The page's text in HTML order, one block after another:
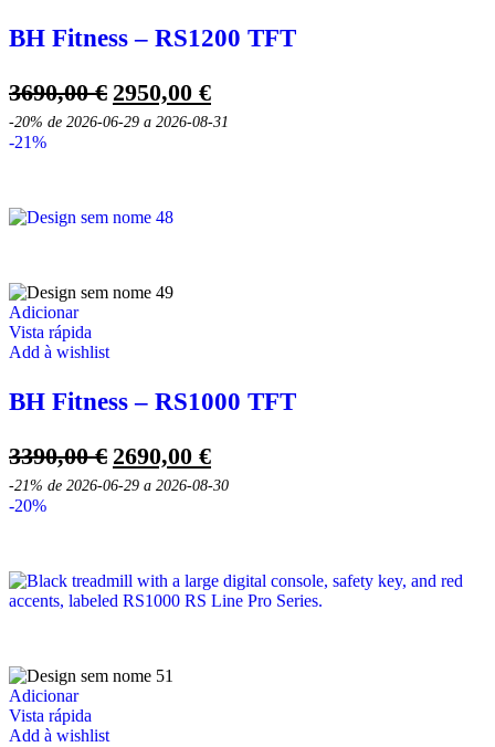
BH Fitness – RS1200 TFT
3690,00€ O
preço
2950,00 €O
preço
-20% de 2026-06-29 a 2026-08-31
-21%
Adicionar
Vista rápida
Add à wishlist
BH Fitness – RS1000 TFT
3390,00€ O
preço
2690,00 €O
preço
-21% de 2026-06-29 a 2026-08-30
-20%
Adicionar
Vista rápida
Add à wishlist